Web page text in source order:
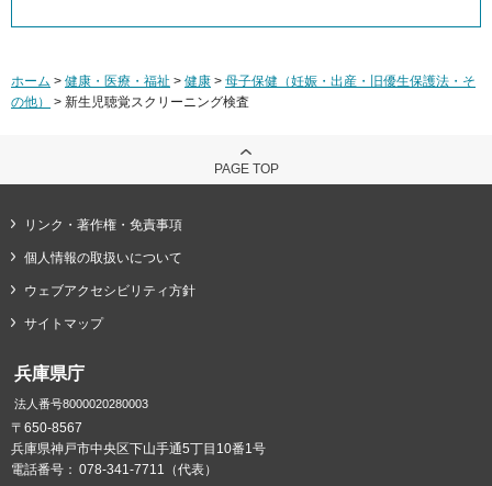
ホーム > 健康・医療・福祉 > 健康 > 母子保健（妊娠・出産・旧優生保護法・そ
の他）
> 新生児聴覚スクリーニング検査
PAGE TOP
リンク・著作権・免責事項
個人情報の取扱いについて
ウェブアクセシビリティ方針
サイトマップ
兵庫県庁
法人番号8000020280003
〒650-8567
兵庫県神戸市中央区下山手通5丁目10番1号
電話番号： 078-341-7711（代表）